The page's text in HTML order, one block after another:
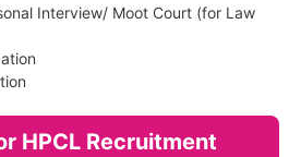
Interview/ Moot Court (for Law
HPCL Recruitment